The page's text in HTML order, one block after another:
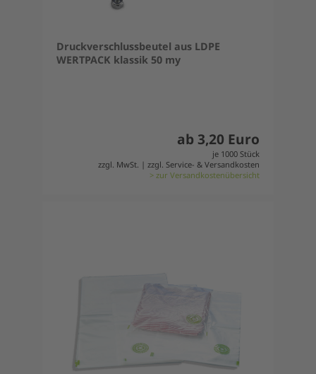
Druckverschlussbeutel aus LDPE
WERTPACK klassik 50 my
ab 3,20 Euro
je 1000 Stück
zzgl. MwSt. | zzgl. Service- & Versandkosten
> zur Versandkostenübersicht